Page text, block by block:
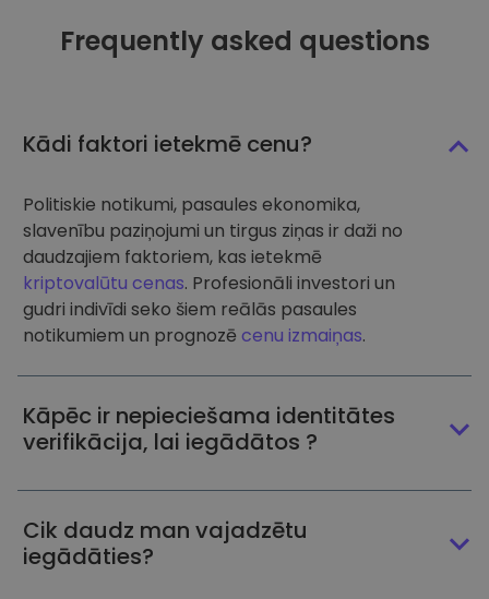
Frequently asked questions
Kādi faktori ietekmē cenu?
Politiskie notikumi, pasaules ekonomika,
slavenību paziņojumi un tirgus ziņas ir daži no
daudzajiem faktoriem, kas ietekmē
kriptovalūtu cenas. Profesionāli investori un
gudri indivīdi seko šiem reālās pasaules
notikumiem un prognozē cenu izmaiņas.
Kāpēc ir nepieciešama identitātes
verifikācija, lai iegādātos ?
Cik daudz man vajadzētu
iegādāties?